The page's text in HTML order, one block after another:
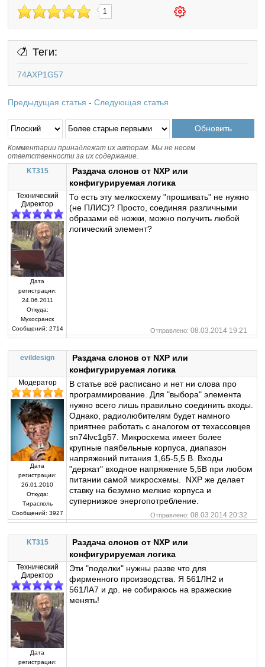
1
Теги:
74AXP1G57
Предыдущая статья -Следующая статья
Комментарии принадлежат их авторам. Мы не несем
ответственности за их содержание.
KT315
Раздача слонов от NXP или
конфигурируемая логика
Технический
Директор
Дата
регистрации:
24.06.2011
Откуда:
Мухосранск
Сообщений: 2714
То есть эту мелкосхему "прошивать" не нужно
(не ПЛИС)? Просто, соединяя различными
образами её ножки, можно получить любой
логический элемент?
Отправлено: 08.03.2014 19:21
evildesign
Раздача слонов от NXP или
конфигурируемая логика
Модератор
Дата
регистрации:
26.01.2010
Откуда:
Тирасполь
Сообщений: 3927
В статье всё расписано и нет ни слова про
программирование. Для "выбора" элемента
нужно всего лишь правильно соединить входы.
Однако, радиолюбителям будет намного
приятнее работать с аналогом от техассовцев
sn74lvc1g57. Микросхема имеет более
крупные паябельные корпуса, диапазон
напряжений питания 1,65-5,5 В. Входы
"держат" входное напряжение 5,5В при любом
питании самой микросхемы. NXP же делает
ставку на безумно мелкие корпуса и
супернизкое энергопотребление.
Отправлено: 08.03.2014 20:32
KT315
Раздача слонов от NXP или
конфигурируемая логика
Технический
Директор
Дата
регистрации:
Эти "поделки" нужны разве что для
фирменного производства. Я 561ЛН2 и
561ЛА7 и др. не собираюсь на вражеские
менять!